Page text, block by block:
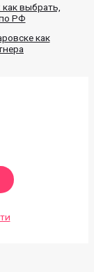
выбрать,
РФ
как